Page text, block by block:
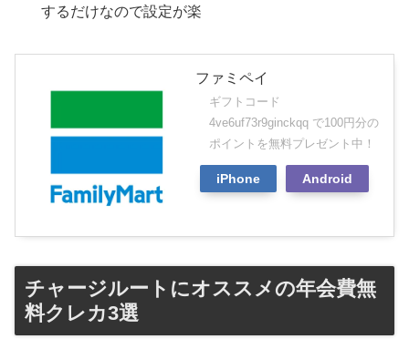
するだけなので設定が楽
ファミペイ
ギフトコード
4ve6uf73r9ginckqq で100円分の
ポイントを無料プレゼント中！
iPhone Android
チャージルートにオススメの年会費無
料クレカ3選